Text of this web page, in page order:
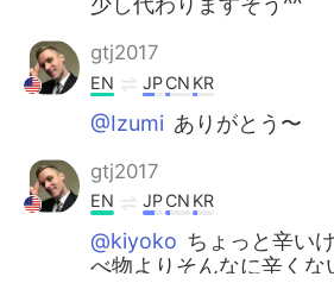
gtj2017
EN JPCN KR
@Izumi ありがとう〜
gtj2017
EN JPCN KR
@kiyoko ちょっと辛い
べ物よりそんなに辛くな